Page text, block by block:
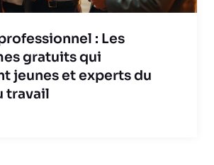
: Les
gratuits qui
jeunes et experts du
travail